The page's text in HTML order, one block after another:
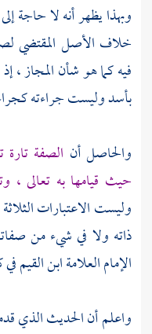
وبهذا يظهر أنه لا حاجة
خلاف الأصل المقتضي
فيه كما هو شأن المجاز
بأسد وليست جراءته
والحاصل أن الصفة
حيث قيامها به تعالى ،
وليست الاعتبارات
ذاته ولا في شيء من
الإمام العلامةابن القيمفي
واعلم أن الحديث الذي